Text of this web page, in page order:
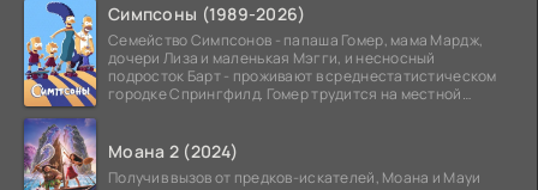
Симпсоны (1989-2026)
Семейство Симпсонов - папаша Гомер, мама Мардж,
дочери Лиза и маленькая Мэгги, и несносный
подросток Барт - проживают в среднестатистическом
городке Спрингфилд. Гомер трудится на местной
Моана 2 (2024)
Получив вызов от предков-искателей, Моана и Мауи